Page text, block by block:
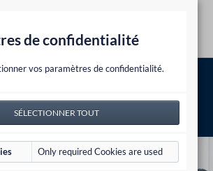
de confidentialité
vos paramètres de confidentialité.
Only required Cookies are used
Carrière